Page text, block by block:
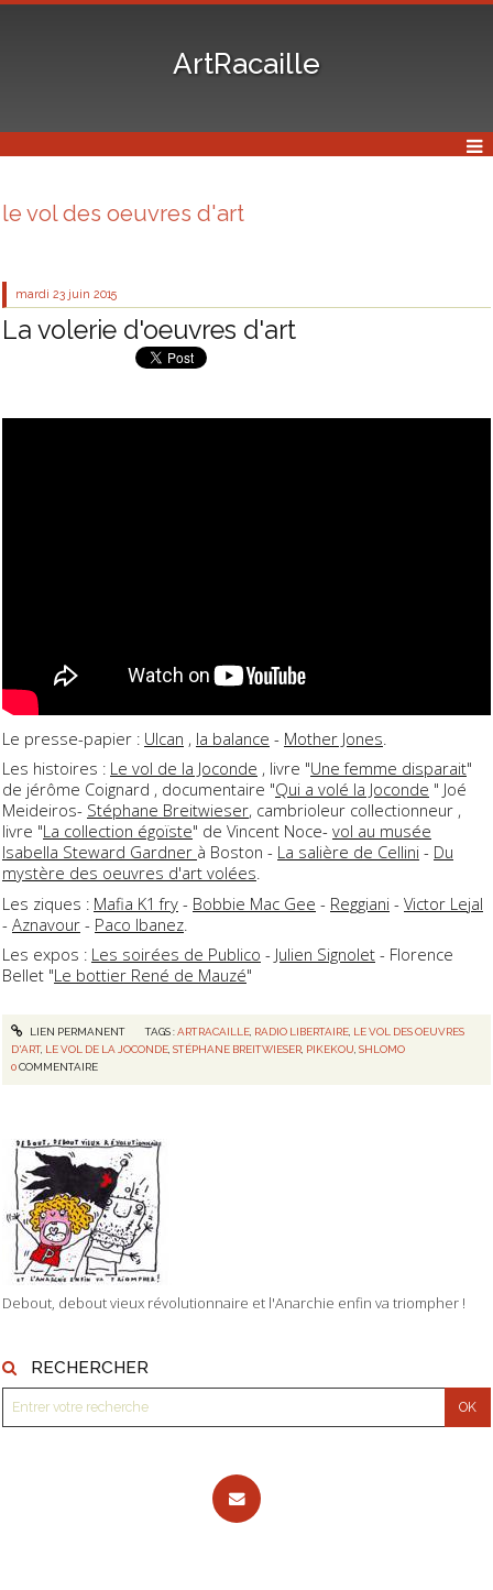
ArtRacaille
Debout, debout vieux révolutionnaire et l'Anarchie enfin va triompher !
RECHERCHER
le vol des oeuvres d'art
mardi 23 juin 2015
La volerie d'oeuvres d'art
Le presse-papier : Ulcan , la balance - Mother Jones.
Les histoires : Le vol de la Joconde , livre "Une femme disparait"
de jérôme Coignard , documentaire "Qui a volé la Joconde " Joé
Meideiros- Stéphane Breitwieser, cambrioleur collectionneur ,
livre "La collection égoïste" de Vincent Noce- vol au musée
Isabella Steward Gardner à Boston - La salière de Cellini - Du
mystère des oeuvres d'art volées.
Les ziques : Mafia K1 fry - Bobbie Mac Gee - Reggiani - Victor Lejal
- Aznavour - Paco Ibanez
Les expos : Les soirées de Publico - Julien Signolet - Florence
Bellet "Le bottier René de Mauzé"
LIEN PERMANENT TAGS :ARTRACAILLE, RADIO LIBERTAIRE, LE VOL DES OEUVRES
D'ART, LE VOL DE LA JOCONDE ,STÉPHANE BREITWIESER PIKEKOU ,SHLOMO
0COMMENTAIRE